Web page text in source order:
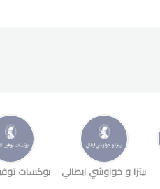
بيتزا و حواوشي ايطالي بوكسات